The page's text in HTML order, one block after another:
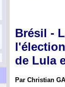
Brésil -
de Lula
Par Christian